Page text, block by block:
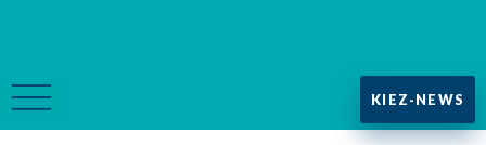
KIEZ-NEWS